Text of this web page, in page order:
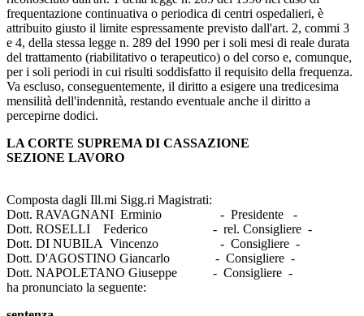
frequentazione continuativa o periodica di centri ospedalieri, è
attribuito giusto il limite espressamente previsto dall'art. 2, commi 3
e 4, della stessa legge n. 289 del 1990 per i soli mesi di reale durata
del trattamento (riabilitativo o terapeutico) o del corso e, comunque,
per i soli periodi in cui risulti soddisfatto il requisito della frequenza.
Va escluso, conseguentemente, il diritto a esigere una tredicesima
mensilità dell'indennità, restando eventuale anche il diritto a
percepirne dodici.
LA CORTE SUPREMA DI CASSAZIONE
SEZIONE LAVORO
Composta dagli Ill.mi Sigg.ri Magistrati:
Dott. RAVAGNANI Erminio - Presidente -
Dott. ROSELLI Federico - rel. Consigliere -
Dott. DI NUBILA Vincenzo - Consigliere -
Dott. D'AGOSTINO Giancarlo - Consigliere -
Dott. NAPOLETANO Giuseppe - Consigliere -
ha pronunciato la seguente: